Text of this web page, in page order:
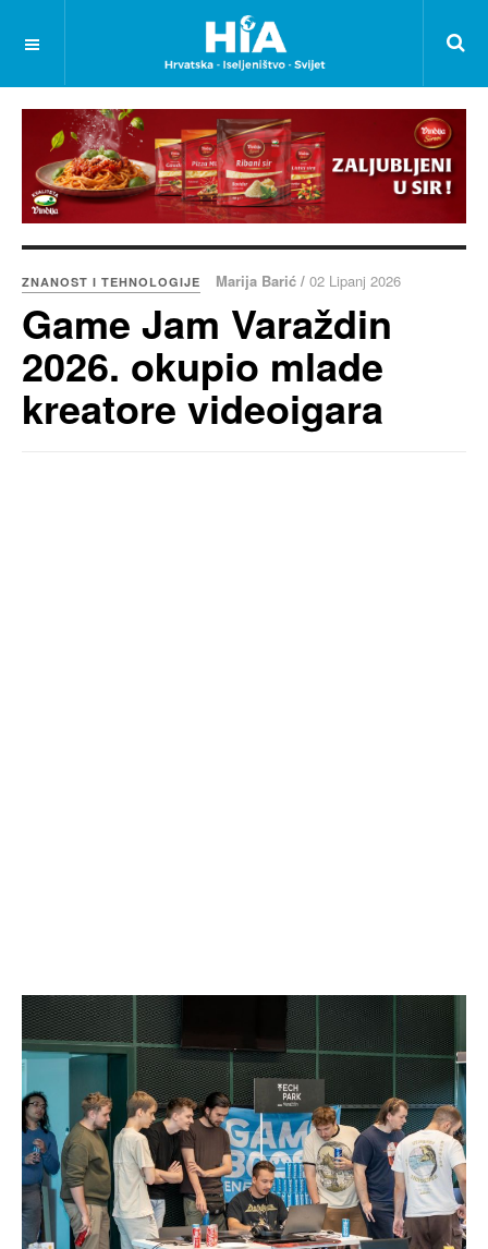
ZNANOST I TEHNOLOGIJE Marija Barić / 02 Lipanj 2026
Game Jam Varaždin
2026. okupio mlade
kreatore videoigara